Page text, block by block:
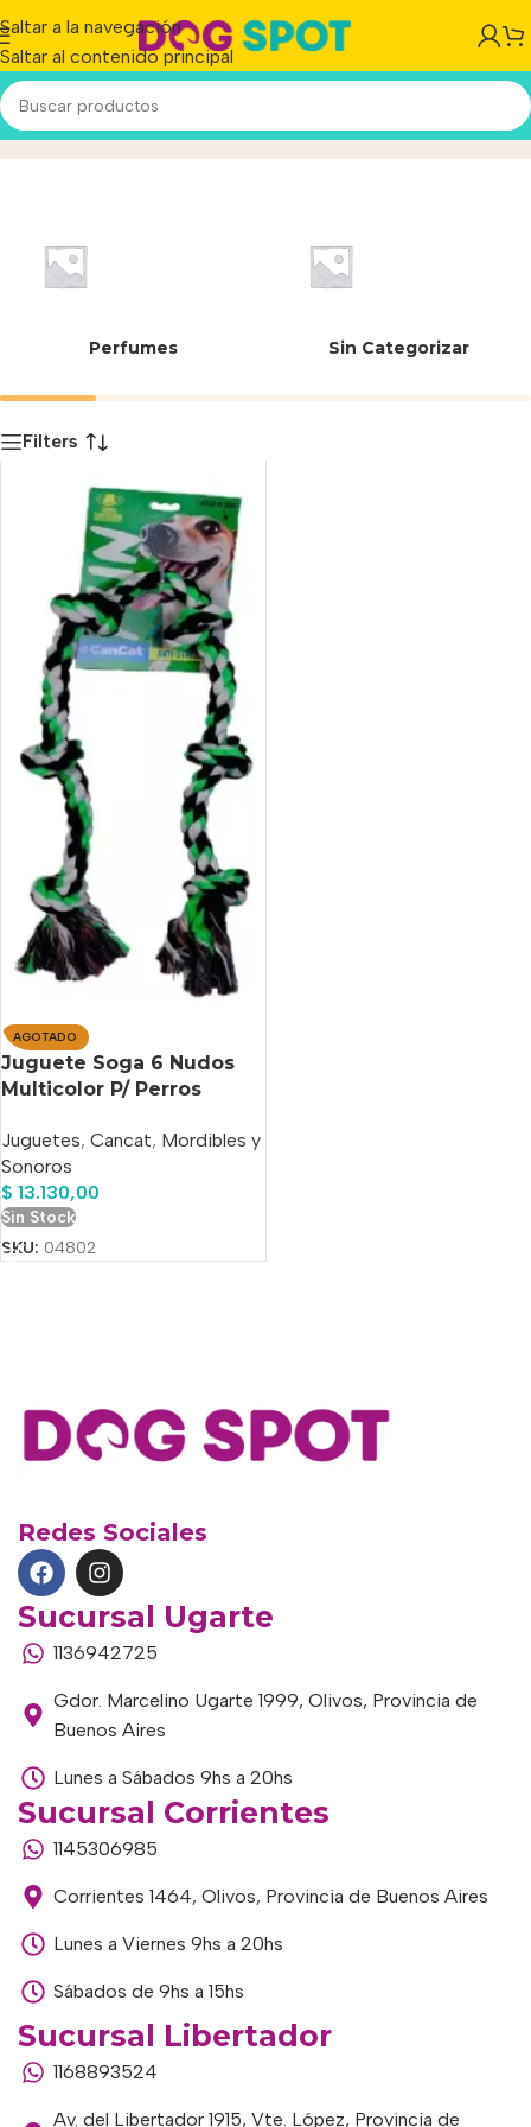
Saltar a la navegación
Saltar al contenido principal
6920761896138Inicio/Producto
Perfumes Sin Categorizar
Filters
AGOTADO
Juguete Soga 6 Nudos
Multicolor P/ Perros
Juguetes, Cancat, Mordibles y
Sonoros
$ 13.130,00
Sin Stock
SKU: 04802
Redes Sociales
Sucursal Ugarte
1136942725
Gdor. Marcelino Ugarte 1999, Olivos, Provincia de
Buenos Aires
Lunes a Sábados 9hs a 20hs
Sucursal Corrientes
1145306985
Corrientes 1464, Olivos, Provincia de Buenos Aires
Lunes a Viernes 9hs a 20hs
Sábados de 9hs a 15hs
Sucursal Libertador
1168893524
Av. del Libertador 1915, Vte. López, Provincia de